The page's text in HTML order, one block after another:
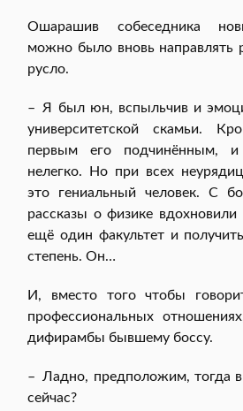
Ошарашив собеседника
можно было вновь направлять
русло.
– Я был юн, вспыльчив и
университетской скамьи.
первым его подчинённым,
нелегко. Но при всех
это гениальный человек. С
рассказы о физике вдохновили
ещё один факультет и
степень. Он…
И, вместо того чтобы
профессиональных
дифирамбы бывшему боссу.
– Ладно, предположим, тогда
сейчас?